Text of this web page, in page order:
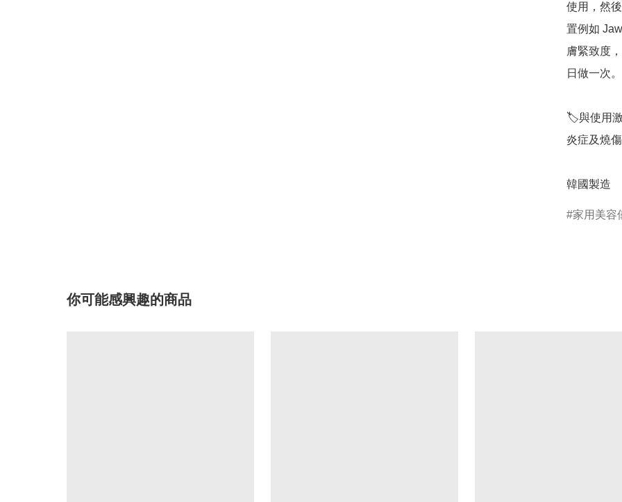
使用，然
置例如
膚緊致度
日做一次。
🏷️與使用激
炎症及燒
韓國製造
家用美容
你可能感興趣的商品